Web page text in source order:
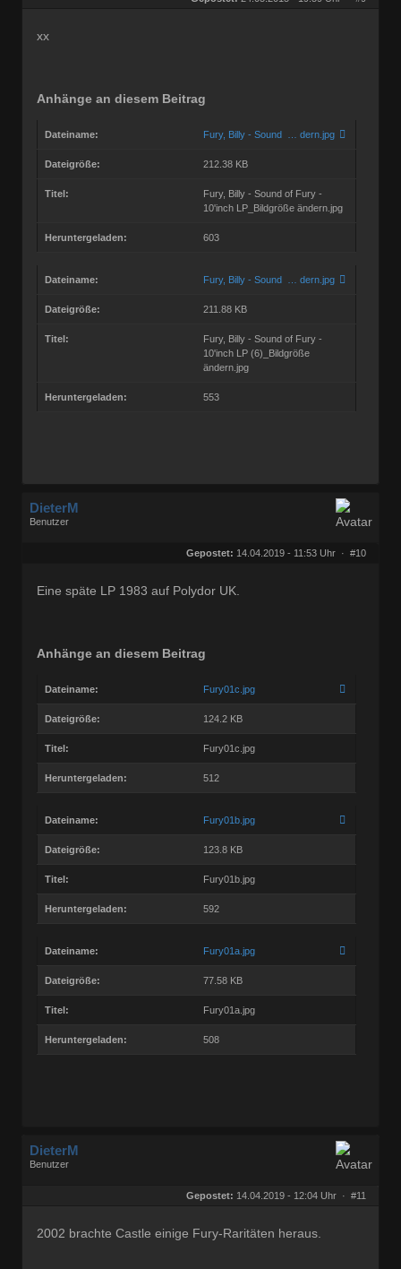
xx
Anhänge an diesem Beitrag
Dateiname: Fury, Billy - Sound … dern.jpg
Dateigröße: 212.38 KB
Titel:
Fury, Billy - Sound of Fury -
10'inch LP_Bildgröße ändern.jpg
Heruntergeladen: 603
Dateiname: Fury, Billy - Sound … dern.jpg
Dateigröße: 211.88 KB
Titel:
Fury, Billy - Sound of Fury -
10'inch LP (6)_Bildgröße
ändern.jpg
Heruntergeladen: 553
DieterM
Benutzer
Gepostet: 14.04.2019 - 11:53 Uhr · #10
Eine späte LP 1983 auf Polydor UK.
Anhänge an diesem Beitrag
Dateiname: Fury01c.jpg
Dateigröße: 124.2 KB
Titel: Fury01c.jpg
Heruntergeladen: 512
Dateiname: Fury01b.jpg
Dateigröße: 123.8 KB
Titel: Fury01b.jpg
Heruntergeladen: 592
Dateiname: Fury01a.jpg
Dateigröße: 77.58 KB
Titel: Fury01a.jpg
Heruntergeladen: 508
DieterM
Benutzer
Gepostet: 14.04.2019 - 12:04 Uhr · #11
2002 brachte Castle einige Fury-Raritäten heraus.